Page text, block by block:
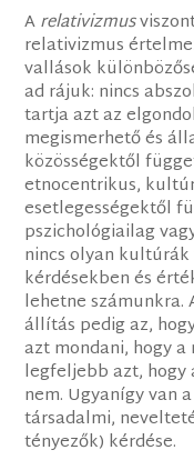
Arelativizmus
relativizmus
vallások
ad rájuk: nincs
tartja azt az
megismerhető és
közösségektől
etnocentrikus,
esetlegességektől
pszichológiailag
nincs olyan
kérdésekben és
lehetne számunkra.
állítás pedig az,
azt mondani, hogy
legfeljebb azt, hogy
nem. Ugyanígy van
társadalmi,
tényezők) kérdése.